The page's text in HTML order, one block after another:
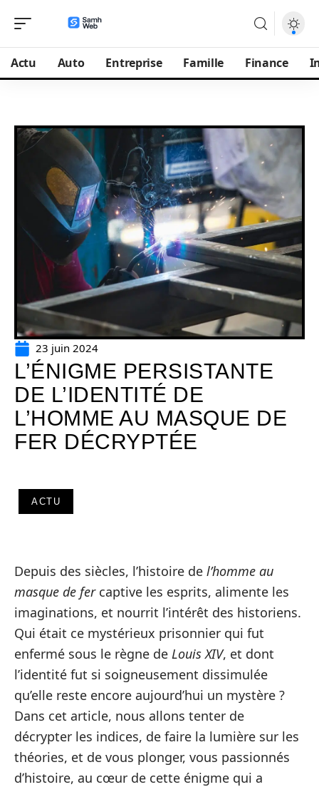
Actu Auto Entreprise Famille Finance
23 juin 2024
L’ÉNIGME PERSISTANTE
DE L’IDENTITÉ DE
L’HOMME AU MASQUE DE
FER DÉCRYPTÉE
ACTU
Depuis des siècles, l’histoire de l’homme au
masque de fercaptive les esprits, alimente les
imaginations, et nourrit l’intérêt des historiens.
Qui était ce mystérieux prisonnier qui fut
enfermé sous le règne de Louis XIV, et dont
l’identité fut si soigneusement dissimulée
qu’elle reste encore aujourd’hui un mystère ?
Dans cet article, nous allons tenter de
décrypter les indices, de faire la lumière sur les
théories, et de vous plonger, vous passionnés
d’histoire, au cœur de cette énigme qui a